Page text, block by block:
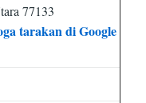
77133
tarakan di Google